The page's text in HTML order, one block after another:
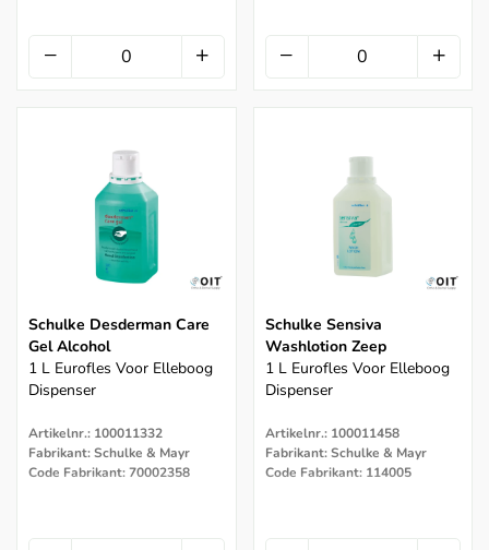
Schulke Desderman Care
Gel Alcohol
1 L Eurofles Voor Elleboog
Dispenser
Artikelnr.: 100011332
Fabrikant: Schulke & Mayr
Code Fabrikant: 70002358
Schulke Sensiva
Washlotion Zeep
1 L Eurofles Voor Elleboog
Dispenser
Artikelnr.: 100011458
Fabrikant: Schulke & Mayr
Code Fabrikant: 114005